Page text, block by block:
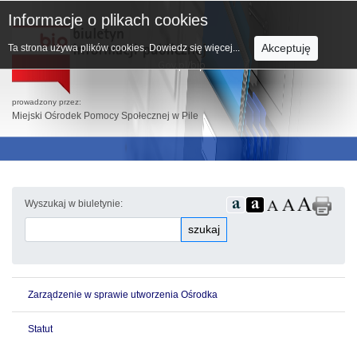
prowadzony przez:
Miejski Ośrodek Pomocy Społecznej w Pile
Wyszukaj w biuletynie:
szukaj
Zarządzenie w sprawie utworzenia Ośrodka
Statut
Informacje o plikach cookies
Ta strona używa plików cookies. Dowiedz się więcej... Akceptuję